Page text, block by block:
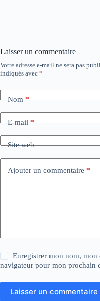
Laisser un commentaire
Votre adresse e-mail ne sera pas
indiqués avec *
Nom*
E-mail*
Site web
Ajouter un commentaire *
Enregistrer mon nom, mon
navigateur pour mon prochain
Laisser un commentaire